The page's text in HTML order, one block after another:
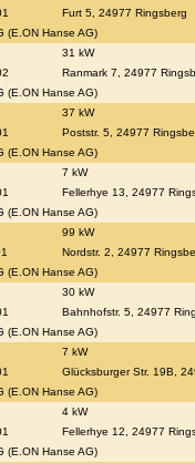
Furt 5, 24977 Ringsberg
(E.ON Hanse AG)
31 kW
Ranmark 7, 24977
(E.ON Hanse AG)
37 kW
Poststr. 5, 24977
(E.ON Hanse AG)
7 kW
Fellerhye 13, 24977
(E.ON Hanse AG)
99 kW
Nordstr. 2, 24977
(E.ON Hanse AG)
30 kW
Bahnhofstr. 5, 24977
(E.ON Hanse AG)
7 kW
Glücksburger Str. 19B,
(E.ON Hanse AG)
4 kW
Fellerhye 12, 24977
(E.ON Hanse AG)